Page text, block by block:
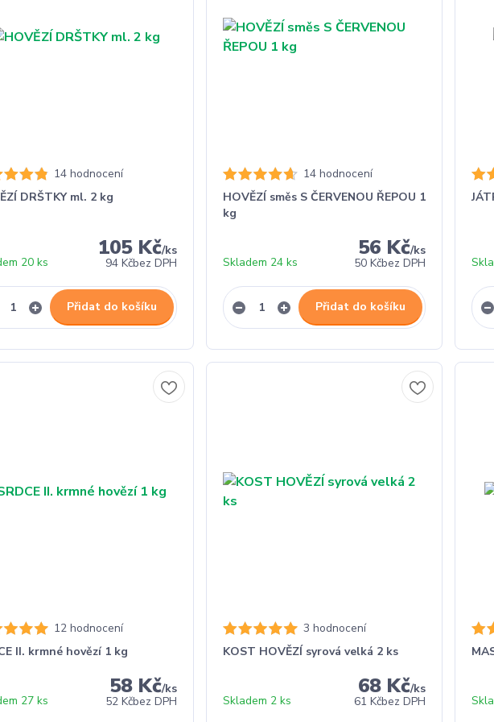
14 hodnocení
DRŠTKY ml. 2 kg
105 Kč/ks
94 Kčbez DPH
20 ks
Přidat do košíku
14 hodnocení
HOVĚZÍ směs S ČERVENOU ŘEPOU 1
kg
56 Kč/ks
50 Kčbez DPH
Skladem 24 ks
Přidat do košíku
12 hodnocení
II. krmné hovězí 1 kg
58 Kč/ks
52 Kčbez DPH
27 ks
3 hodnocení
KOST HOVĚZÍ syrová velká 2 ks
68 Kč/ks
61 Kčbez DPH
Skladem 2 ks